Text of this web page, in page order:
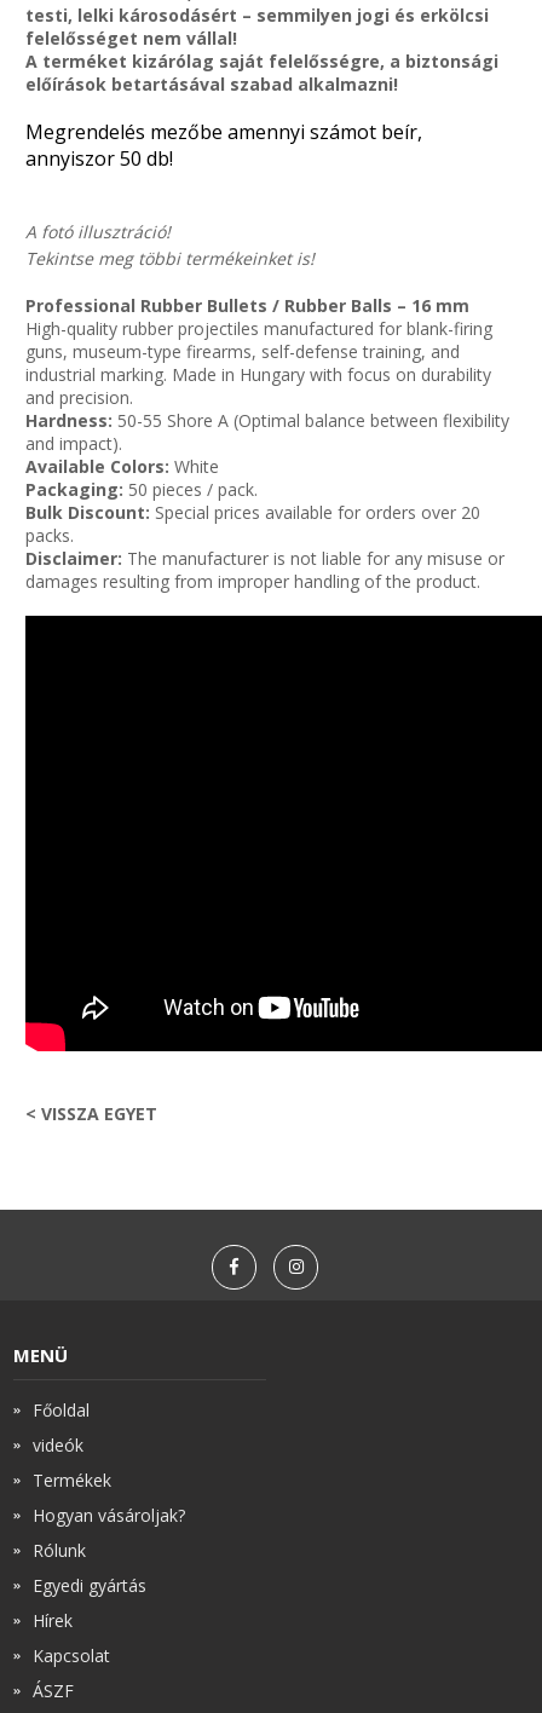
testi, lelki károsodásért – semmilyen jogi és erkölcsi
felelősséget nem vállal!
A terméket kizárólag saját felelősségre, a biztonsági
előírások betartásával szabad alkalmazni!
Megrendelés mezőbe amennyi számot beír,
annyiszor 50 db!
A fotó illusztráció!
Tekintse meg többi termékeinket is!
Professional Rubber Bullets / Rubber Balls – 16 mm
High-quality rubber projectiles manufactured for blank-firing
guns, museum-type firearms, self-defense training, and
industrial marking. Made in Hungary with focus on durability
and precision.
Hardness: 50-55 Shore A (Optimal balance between flexibility
and impact).
Available Colors: White
Packaging: 50 pieces / pack.
Bulk Discount: Special prices available for orders over 20
packs.
Disclaimer: The manufacturer is not liable for any misuse or
damages resulting from improper handling of the product.
< VISSZA EGYET
MENÜ
Főoldal
videók
Termékek
Hogyan vásároljak?
Rólunk
Egyedi gyártás
Hírek
Kapcsolat
ÁSZF